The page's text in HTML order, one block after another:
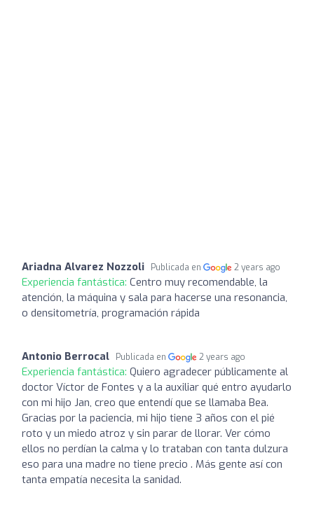
Ariadna Alvarez Nozzoli Publicada en 2 years ago
Experiencia fantástica: Centro muy recomendable, la
atención, la máquina y sala para hacerse una resonancia,
o densitometría, programación rápida
Antonio Berrocal Publicada en 2 years ago
Experiencia fantástica: Quiero agradecer públicamente al
doctor Víctor de Fontes y a la auxiliar qué entro ayudarlo
con mi hijo Jan, creo que entendí que se llamaba Bea.
Gracias por la paciencia, mi hijo tiene 3 años con el pié
roto y un miedo atroz y sin parar de llorar. Ver cómo
ellos no perdían la calma y lo trataban con tanta dulzura
eso para una madre no tiene precio . Más gente así con
tanta empatía necesita la sanidad.